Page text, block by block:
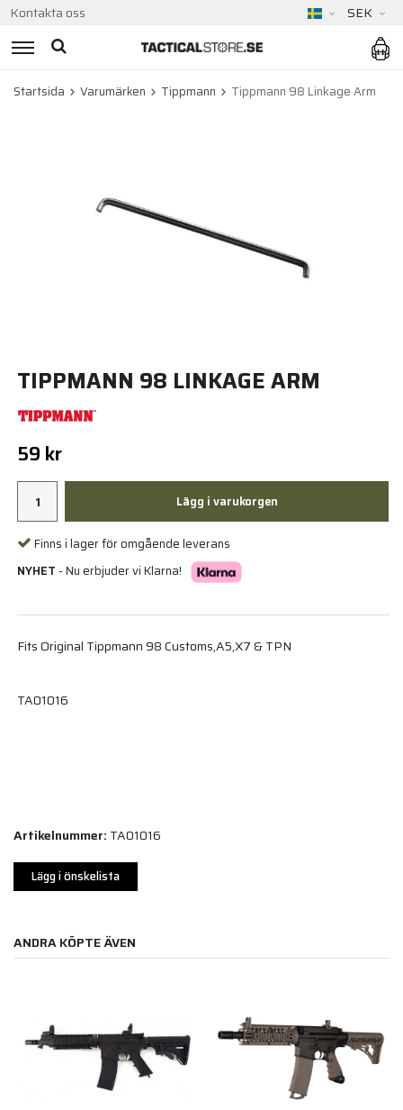
Kontakta oss SEK
Startsida Varumärken Tippmann Tippmann 98 Linkage Arm
TIPPMANN 98 LINKAGE ARM
59 kr
Lägg i varukorgen
Finns i lager för omgående leverans
NYHET - Nu erbjuder vi Klarna!
Fits Original Tippmann 98 Customs,A5,X7 & TPN
TA01016
Artikelnummer: TA01016
Lägg i önskelista
ANDRA KÖPTE ÄVEN